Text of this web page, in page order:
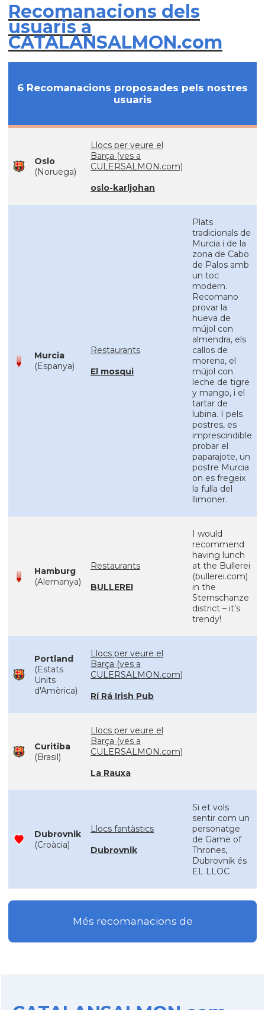
Recomanacions dels
usuaris a
CATALANSALMON.com
6 Recomanacions proposades pels nostres
usuaris
Oslo
(Noruega)
Llocs per veure el
Barça (ves a
CULERSALMON.com)
oslo-karljohan
Murcia
(Espanya)
Restaurants
El mosqui
Plats
tradicionals de
Murcia i de la
zona de Cabo
de Palos amb
un toc
modern.
Recomano
provar la
hueva de
mújol con
almendra, els
callos de
morena, el
mújol con
leche de tigre
y mango, i el
tartar de
lubina. I pels
postres, es
imprescindible
probar el
paparajote, un
postre Murcia
on es fregeix
la fulla del
llimoner.
Hamburg
(Alemanya)
Restaurants
BULLEREI
I would
recommend
having lunch
at the Bullerei
(bullerei.com)
in the
Sternschanze
district – it’s
trendy!
Portland
(Estats
Units
d'Amèrica)
Llocs per veure el
Barça (ves a
CULERSALMON.com)
Rí Rá Irish Pub
Curitiba
(Brasil)
Llocs per veure el
Barça (ves a
CULERSALMON.com)
La Rauxa
Dubrovnik
(Croàcia)
Llocs fantàstics
Dubrovnik
Si et vols
sentir com un
personatge
de Game of
Thrones,
Dubrovnik és
EL LLOC
Més recomanacions de